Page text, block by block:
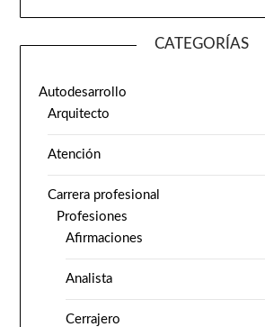
CATEGORÍAS
Autodesarrollo
Arquitecto
Atención
Carrera profesional
Profesiones
Afirmaciones
Analista
Cerrajero